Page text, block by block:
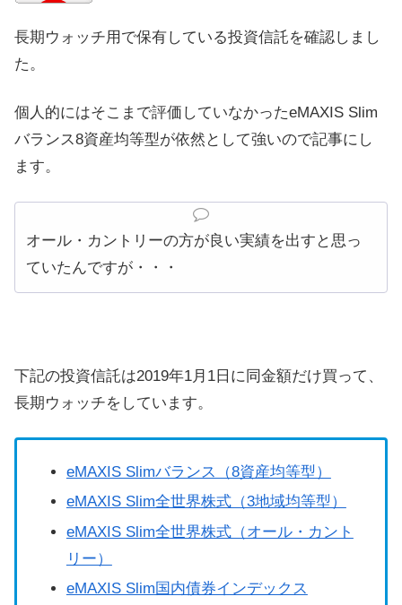
長期ウォッチ用で保有している投資信託を確認しまし
た。
個人的にはそこまで評価していなかったeMAXIS Slim
バランス8資産均等型が依然として強いので記事にし
ます。
オール・カントリーの方が良い実績を出すと思っ
ていたんですが・・・
下記の投資信託は2019年1月1日に同金額だけ買って、
長期ウォッチをしています。
eMAXIS Slimバランス（8資産均等型）
eMAXIS Slim全世界株式（3地域均等型）
eMAXIS Slim全世界株式（オール・カント
リー）
eMAXIS Slim国内債券インデックス